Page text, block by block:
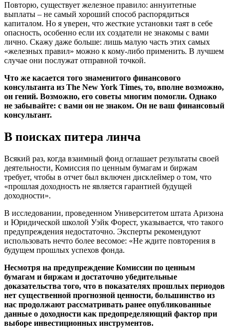
Повторю, существует железное правило: аннуитетные
выплаты – не самый хороший способ распорядиться
капиталом. Но я уверен, что жесткие установки таят в себе
опасность, особенно если их создатели не знакомы с вами
лично. Скажу даже больше: лишь малую часть этих самых
«железных правил» можно к кому-либо применить. В лучшем
случае они послужат отправной точкой.
Что же касается того знаменитого финансового
консультанта из The New York Times, то, вполне возможно,
он гений. Возможно, его советы многим помогли. Однако
не забывайте: с вами он не знаком. Он не ваш финансовый
консультант.
В поисках питера линча
Всякий раз, когда взаимный фонд оглашает результаты своей
деятельности, Комиссия по ценным бумагам и биржам
требует, чтобы в отчет был включен дисклеймер о том, что
«прошлая доходность не является гарантией будущей
доходности».
В исследовании, проведенном Университетом штата Аризона
и Юридической школой Уэйк Форест, указывается, что такого
предупреждения недостаточно. Эксперты рекомендуют
использовать нечто более весомое: «Не ждите повторения в
будущем прошлых успехов фонда.
Несмотря на предупреждение Комиссии по ценным
бумагам и биржам и достаточно убедительные
доказательства того, что в показателях прошлых периодов
нет существенной прогнозной ценности, большинство из
нас продолжают рассматривать ранее опубликованные
данные о доходности как предопределяющий фактор при
выборе инвестиционных инструментов.